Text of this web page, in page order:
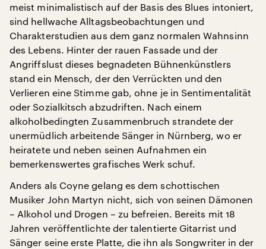
meist minimalistisch auf der Basis des Blues intoniert,
sind hellwache Alltagsbeobachtungen und
Charakterstudien aus dem ganz normalen Wahnsinn
des Lebens. Hinter der rauen Fassade und der
Angriffslust dieses begnadeten Bühnenkünstlers
stand ein Mensch, der den Verrückten und den
Verlieren eine Stimme gab, ohne je in Sentimentalität
oder Sozialkitsch abzudriften. Nach einem
alkoholbedingten Zusammenbruch strandete der
unermüdlich arbeitende Sänger in Nürnberg, wo er
heiratete und neben seinen Aufnahmen ein
bemerkenswertes grafisches Werk schuf.
Anders als Coyne gelang es dem schottischen
Musiker John Martyn nicht, sich von seinen Dämonen
– Alkohol und Drogen – zu befreien. Bereits mit 18
Jahren veröffentlichte der talentierte Gitarrist und
Sänger seine erste Platte, die ihn als Songwriter in der